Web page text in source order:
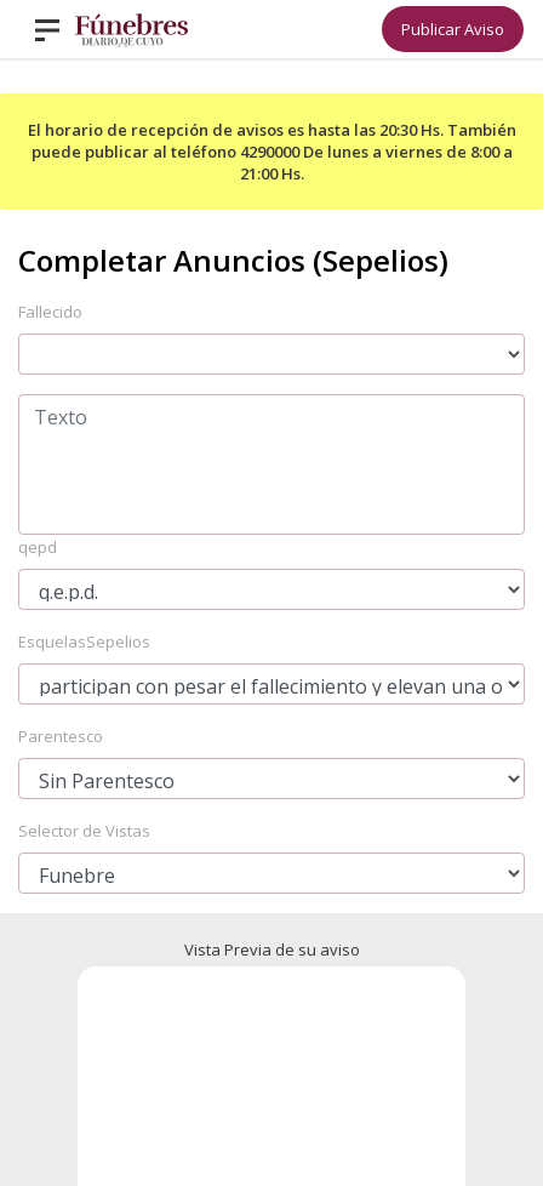
Publicar Aviso
El horario de recepción de avisos es hasta las 20:30 Hs. También
puede publicar al teléfono 4290000 De lunes a viernes de 8:00 a
21:00 Hs.
Fallecido
qepd
EsquelasSepelios
Parentesco
Selector de Vistas
Vista Previa de su aviso